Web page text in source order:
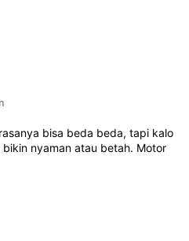
bisa beda beda, tapi kalo
nyaman atau betah. Motor